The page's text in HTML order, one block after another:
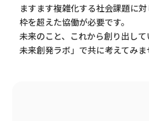
ますます複雑化する社会課題に
枠を超えた協働が必要です。
未来のこと、これから創り出し
未来創発ラボ」で共に考えてみま